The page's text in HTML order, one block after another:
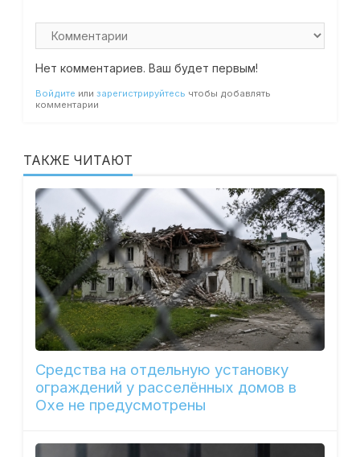
Нет комментариев. Ваш будет первым!
Войдите или зарегистрируйтесь чтобы добавлять
комментарии
ТАКЖЕ ЧИТАЮТ
Средства на отдельную установку
ограждений у расселённых домов в
Охе не предусмотрены